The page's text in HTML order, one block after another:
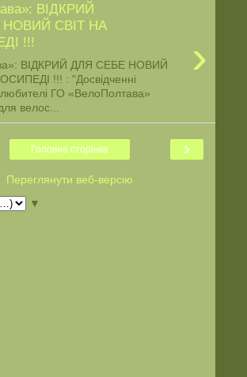
ВІДКРИЙ
СВІТ НА
!!!
›
ВІДКРИЙ ДЛЯ СЕБЕ НОВИЙ
!!! : "Досвідченні
ГО «ВелоПолтава»
велос...
›
Головна сторінка
Переглянути веб-версію
▼